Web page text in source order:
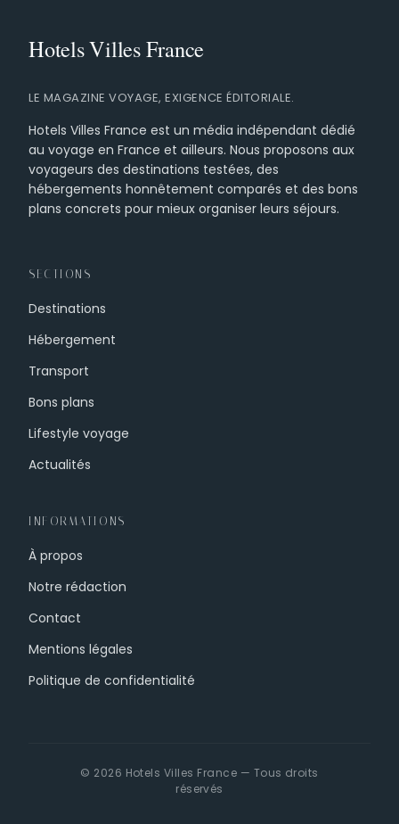
LE MAGAZINE VOYAGE, EXIGENCE ÉDITORIALE.
Hotels Villes France est un média indépendant dédié
au voyage en France et ailleurs. Nous proposons aux
voyageurs des destinations testées, des
hébergements honnêtement comparés et des bons
plans concrets pour mieux organiser leurs séjours.
SECTIONS
Destinations
Hébergement
Transport
Bons plans
Lifestyle voyage
Actualités
INFORMATIONS
À propos
Notre rédaction
Contact
Mentions légales
Politique de confidentialité
© 2026 Hotels Villes France — Tous droits
réservés